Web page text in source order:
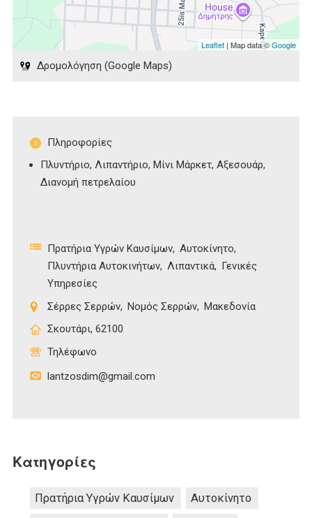
Leaflet | Map data ©Google
Δρομολόγηση (Google Maps)
Πληροφορίες
Πλυντήριο, Λιπαντήριο, Μίνι Μάρκετ, Αξεσουάρ,
Διανομή πετρελαίου
Πρατήρια Υγρών Καυσίμων Αυτοκίνητο
Πλυντήρια Αυτοκινήτων Λιπαντικά
Γενικές
Υπηρεσίες
Σέρρες Σερρών Νομός Σερρών Μακεδονία
Σκουτάρι, 62100
Τηλέφωνο
lantzosdim@gmail.com
Κατηγορίες
Πρατήρια Υγρών Καυσίμων
Αυτοκίνητο